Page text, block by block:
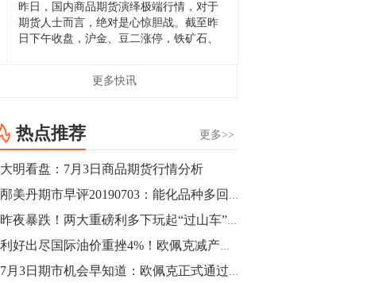
昨日，国内商品期货演绎极端行情，对于
期货人士而言，绝对是心惊胆战。截至昨
日下午收盘，沪金、豆二涨停，铁矿石、
[imgnobrwh] src=...
跌幅达6%，报689.5元/吨，刷新近两个月
低位。
14:20
方正有色研究团队：高度重视贵金属的阶
更多快讯
更多>>
热点推荐
大明看盘：7月3日商品期货行情分析
邴美丹期市早评20190703：能化品种多回调
昨夜暴跌！两大重磅利多下玩起“过山车” 原油为何不按常理出牌？
利好出尽国际油价重挫4%！欧佩克减产难抚市场担忧情绪
7月3日期市机会早知道：欧佩克正式通过了9个月的减产协议延长期限